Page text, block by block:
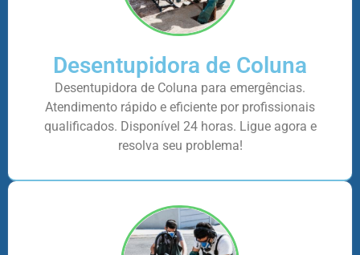
Desentupidora de Coluna
Desentupidora de Coluna para emergências.
Atendimento rápido e eficiente por profissionais
qualificados. Disponível 24 horas. Ligue agora e
resolva seu problema!